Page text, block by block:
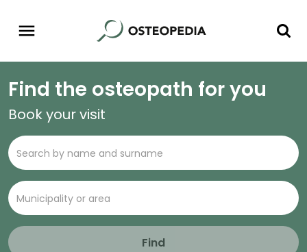
Find the osteopath for you
Book your visit
Find